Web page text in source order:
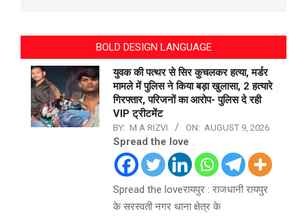
BOLD DESIGN LANGUAGE
युवक की पत्थर से सिर कुचलकर हत्या, मर्डर
मामले में पुलिस ने किया बड़ा खुलासा, 2 हत्यारे
गिरफ्तार, परिजनों का आरोप- पुलिस दे रही
VIP ट्रीटमेंट
BY: M A RIZVI ON: AUGUST 9, 2026
Spread the love
Spread the loveरायपुर : राजधानी रायपुर
के सरस्वती नगर थाना क्षेत्र के